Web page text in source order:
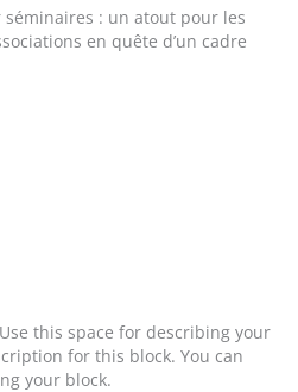
séminaires : un atout pour les
en quête d’un cadre
this space for describing your
for this block. You can
your block.